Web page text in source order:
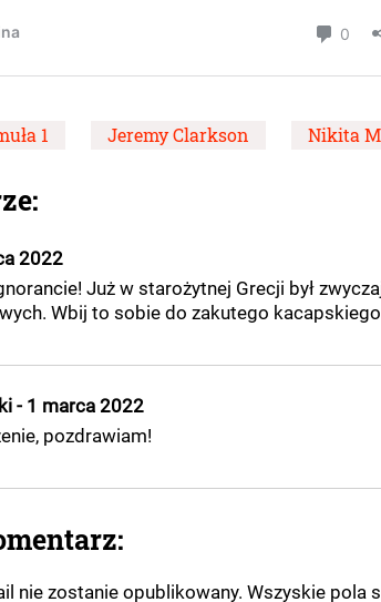
1 Jeremy Clarkson Nikita
2022
Już w starożytnej Grecji był
Wbij to sobie do zakutego kacapskiego
- 1 marca 2022
pozdrawiam!
nie zostanie opublikowany. Wszyskie pola